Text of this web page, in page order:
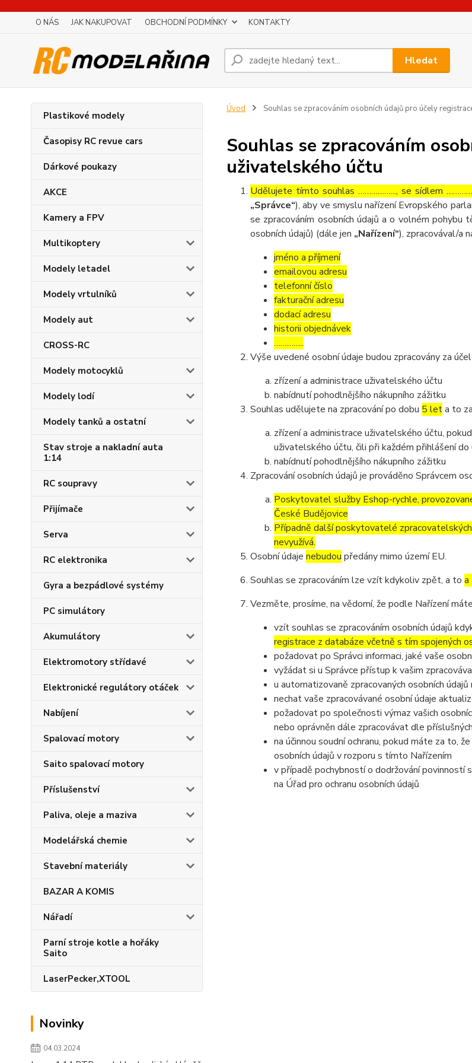
O NÁS JAK NAKUPOVAT OBCHODNÍ PODMÍNKY KONTAKTY
Hledat
Plastikové modely
Časopisy RC revue cars
Dárkové poukazy
AKCE
Kamery a FPV
Multikoptery
Modely letadel
Modely vrtulníků
Modely aut
CROSS-RC
Modely motocyklů
Modely lodí
Modely tanků a ostatní
Stav stroje a nakladní auta
1:14
RC soupravy
Přijímače
Serva
RC elektronika
Gyra a bezpádlové systémy
PC simulátory
Akumulátory
Elektromotory střídavé
Elektronické regulátory otáček
Nabíjení
Spalovací motory
Saito spalovací motory
Příslušenství
Paliva, oleje a maziva
Modelářská chemie
Stavební materiály
BAZAR A KOMIS
Nářadí
Parní stroje kotle a hořáky
Saito
LaserPecker,XTOOL
Novinky
04.03.2024
Úvod Souhlas se zpracováním osobních údajů pro účely
Souhlas se zpracováním
uživatelského účtu
Udělujete tímto souhlas ……………..., se sídlem
„Správce“), aby ve smyslu nařízení Evropského
se zpracováním osobních údajů a o volném pohybu
osobních údajů) (dále jen „Nařízení“), zpracovával/a
jméno a příjmení
emailovou adresu
telefonní číslo
fakturační adresu
dodací adresu
historii objednávek
…………..
Výše uvedené osobní údaje budou zpracovány za
zřízení a administrace uživatelského účtu
nabídnutí pohodlnějšího nákupního zážitku
Souhlas udělujete na zpracování po dobu 5 leta to
zřízení a administrace uživatelského účtu,
uživatelského účtu, čili při každém přihlášení
nabídnutí pohodlnějšího nákupního zážitku
Zpracování osobních údajů je prováděno Správcem
Poskytovatel služby Eshop-rychle,
České Budějovice
Případně další poskytovatelé
nevyužívá.
Osobní údaje nebudou předány mimo území EU.
Souhlas se zpracováním lze vzít kdykoliv zpět, a to a
Vezměte, prosíme, na vědomí, že podle Nařízení
vzít souhlas se zpracováním osobních údajů
registrace z databáze včetně s tím spojených
požadovat po Správci informaci, jaké vaše
vyžádat si u Správce přístup k vašim
u automatizovaně zpracovaných osobních
nechat vaše zpracovávané osobní údaje
požadovat po společnosti výmaz vašich
nebo oprávněn dále zpracovávat dle
na účinnou soudní ochranu, pokud máte za to,
osobních údajů v rozporu s tímto Nařízením
v případě pochybností o dodržování povinností
na Úřad pro ochranu osobních údajů